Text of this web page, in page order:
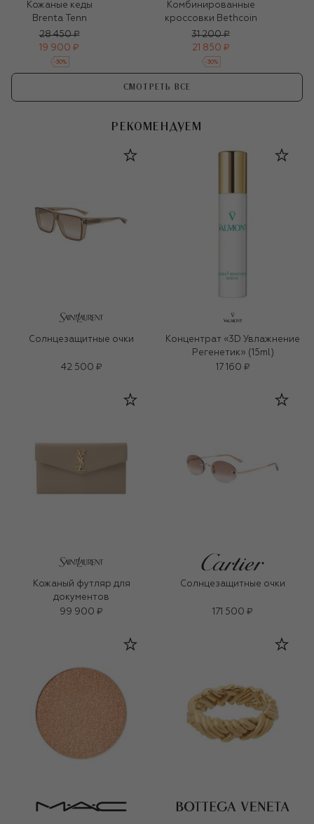
Кожаные кеды
Brenta Tenn
28 450 ₽
19 900 ₽
-30%
Комбинированные
кроссовки Bethcoin
31 200 ₽
21 850 ₽
-30%
СМОТРЕТЬ ВСЕ
РЕКОМЕНДУЕМ
Солнцезащитные очки
42 500 ₽
Концентрат «3D Увлажнение
Регенетик» (15ml)
17 160 ₽
Кожаный футляр для
документов
99 900 ₽
Солнцезащитные очки
171 500 ₽